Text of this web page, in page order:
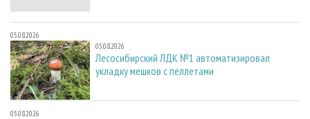
05.08.2026
05.08.2026
Лесосибирский ЛДК №1 автоматизировал
укладку мешков с пеллетами
05.08.2026